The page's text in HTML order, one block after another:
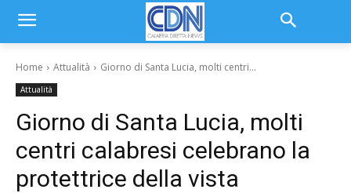
Home Attualità Giorno di Santa Lucia, molti centri...
Attualità
Giorno di Santa Lucia, molti
centri calabresi celebrano la
protettrice della vista